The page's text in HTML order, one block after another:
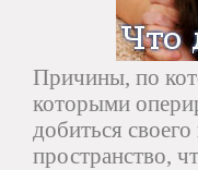
Причины, по
которыми
добиться
пространство,